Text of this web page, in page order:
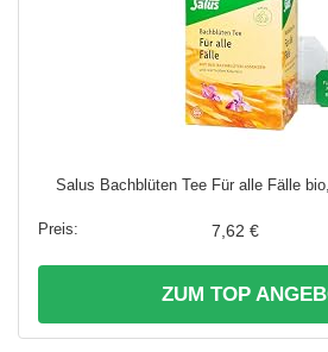
Salus Bachblüten Tee Für alle Fälle
7,62 €
ZUM TOP